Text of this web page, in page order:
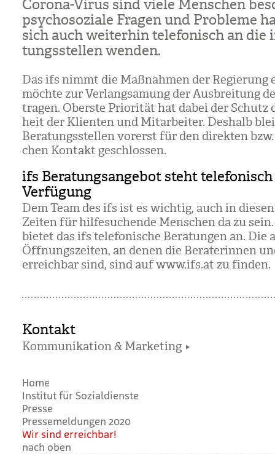
Corona-Virus sind viele Men­schen
psy­cho­so­ziale Fra­gen und Pro­bleme
sich auch wei­ter­hin tele­fo­nisch an die
tungs­stel­len wen­den.
Das ifs nimmt die Maß­nah­men der Regie­rung
möchte zur Ver­lang­sa­mung der Aus­brei­tung
tra­gen. Oberste Prio­ri­tät hat dabei der Schutz
heit der Kli­en­ten und Mit­ar­bei­ter. Des­halb
Bera­tungs­stel­len vor­erst für den direk­ten
chen Kon­takt geschlos­sen.
ifs Beratungsangebot steht
Verfügung
Dem Team des ifs ist es wich­tig, auch in
Zei­ten für hil­fe­su­chende Men­schen da zu
bie­tet das ifs tele­fo­ni­sche Bera­tun­gen an. Die
Öffnungs­zei­ten, an denen die Bera­te­rin­nen
erreich­bar sind, sind auf www.ifs.at zu fin­den.
Kontakt
Kommunikation & Marketing
Home
Institut für Sozialdienste
Presse
Pressemeldungen 2020
Wir sind erreich­bar!
nach oben